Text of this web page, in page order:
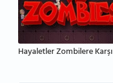
Hayaletler Zombilere Karşı